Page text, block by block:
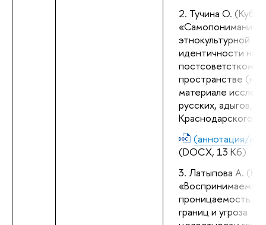
Тучина О.
«Самопонимание
этнокультурной
идентичности на
постсоветстком
пространстве (на
материале
русских, адыгов,
Краснодарского
(аннотация/
(DOCX, 13 Кб)
Латыпова А.
«Воспринимаемая
проницаемость
границ и угроза